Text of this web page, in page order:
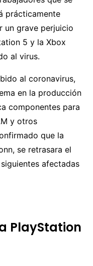
prácticamente
un grave perjuicio
5 y la Xbox
al virus.
al coronavirus,
en la producción
componentes para
y otros
que la
se retrasara el
afectadas
PlayStation